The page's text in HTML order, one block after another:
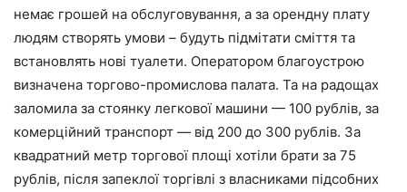
немає грошей на обслуговування, а за орендну плату
людям створять умови – будуть підмітати сміття та
встановлять нові туалети. Оператором благоустрою
визначена торгово-промислова палата. Та на радощах
заломила за стоянку легкової машини — 100 рублів, за
комерційний транспорт — від 200 до 300 рублів. За
квадратний метр торгової площі хотіли брати за 75
рублів, після запеклої торгівлі з власниками підсобних